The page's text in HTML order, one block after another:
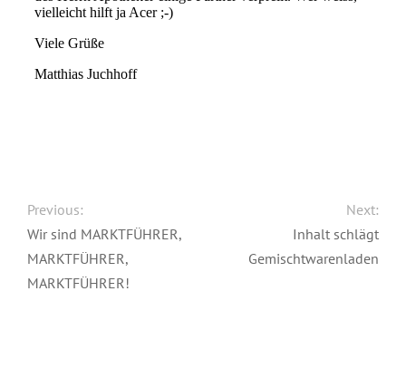
Previous:
Wir sind MARKTFÜHRER,
MARKTFÜHRER,
MARKTFÜHRER!
Next:
Inhalt schlägt
Gemischtwarenladen